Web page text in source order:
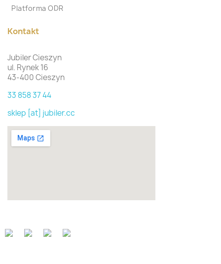
Platforma ODR
Kontakt
Jubiler Cieszyn
ul. Rynek 16
43-400 Cieszyn
33 858 37 44
sklep [at] jubiler.cc